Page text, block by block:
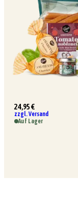
24,95 €
zzgl. Versand
Auf Lager